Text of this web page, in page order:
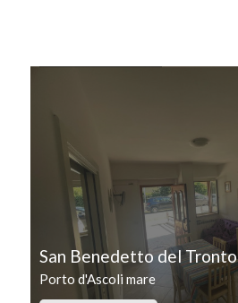
San Benedetto del Tronto
Porto d'Ascoli mare